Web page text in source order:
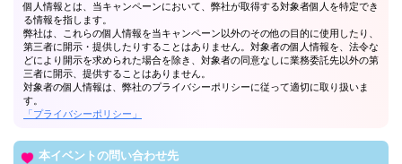
個人情報とは、当キャンペーンにおいて、弊社が取得する対象者個人を特定でき
る情報を指します。
弊社は、これらの個人情報を当キャンペーン以外のその他の目的に使用したり、
第三者に開示・提供したりすることはありません。対象者の個人情報を、法令な
どにより開示を求められた場合を除き、対象者の同意なしに業務委託先以外の第
三者に開示、提供することはありません。
対象者の個人情報は、弊社のプライバシーポリシーに従って適切に取り扱いま
す。
「プライバシーポリシー」
本イベントの問い合わせ先